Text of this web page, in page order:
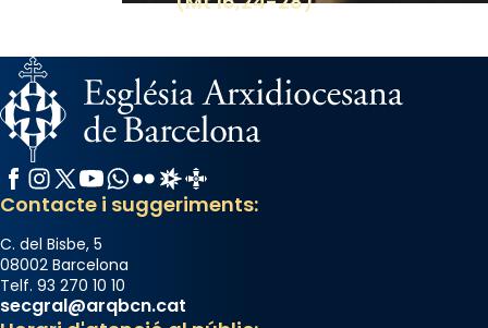
Facebook
Instagram
X / Twitter
YouTube
WhatsApp
FlickrRadio Estel
Catalunya Cristiana
Contacte i suggeriments:
C. del Bisbe, 5
08002 Barcelona
Telf. 93 270 10 10
secgral@arqbcn.cat